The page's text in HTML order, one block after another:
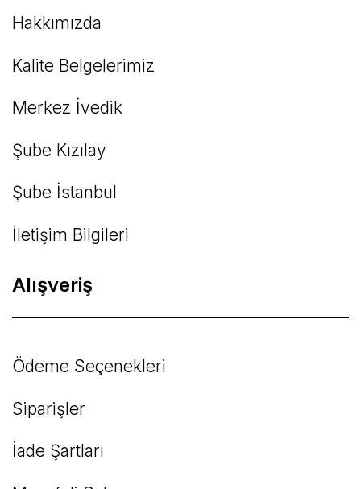
Hakkımızda
Kalite Belgelerimiz
Merkez İvedik
Şube Kızılay
Şube İstanbul
İletişim Bilgileri
Alışveriş
Ödeme Seçenekleri
Siparişler
İade Şartları